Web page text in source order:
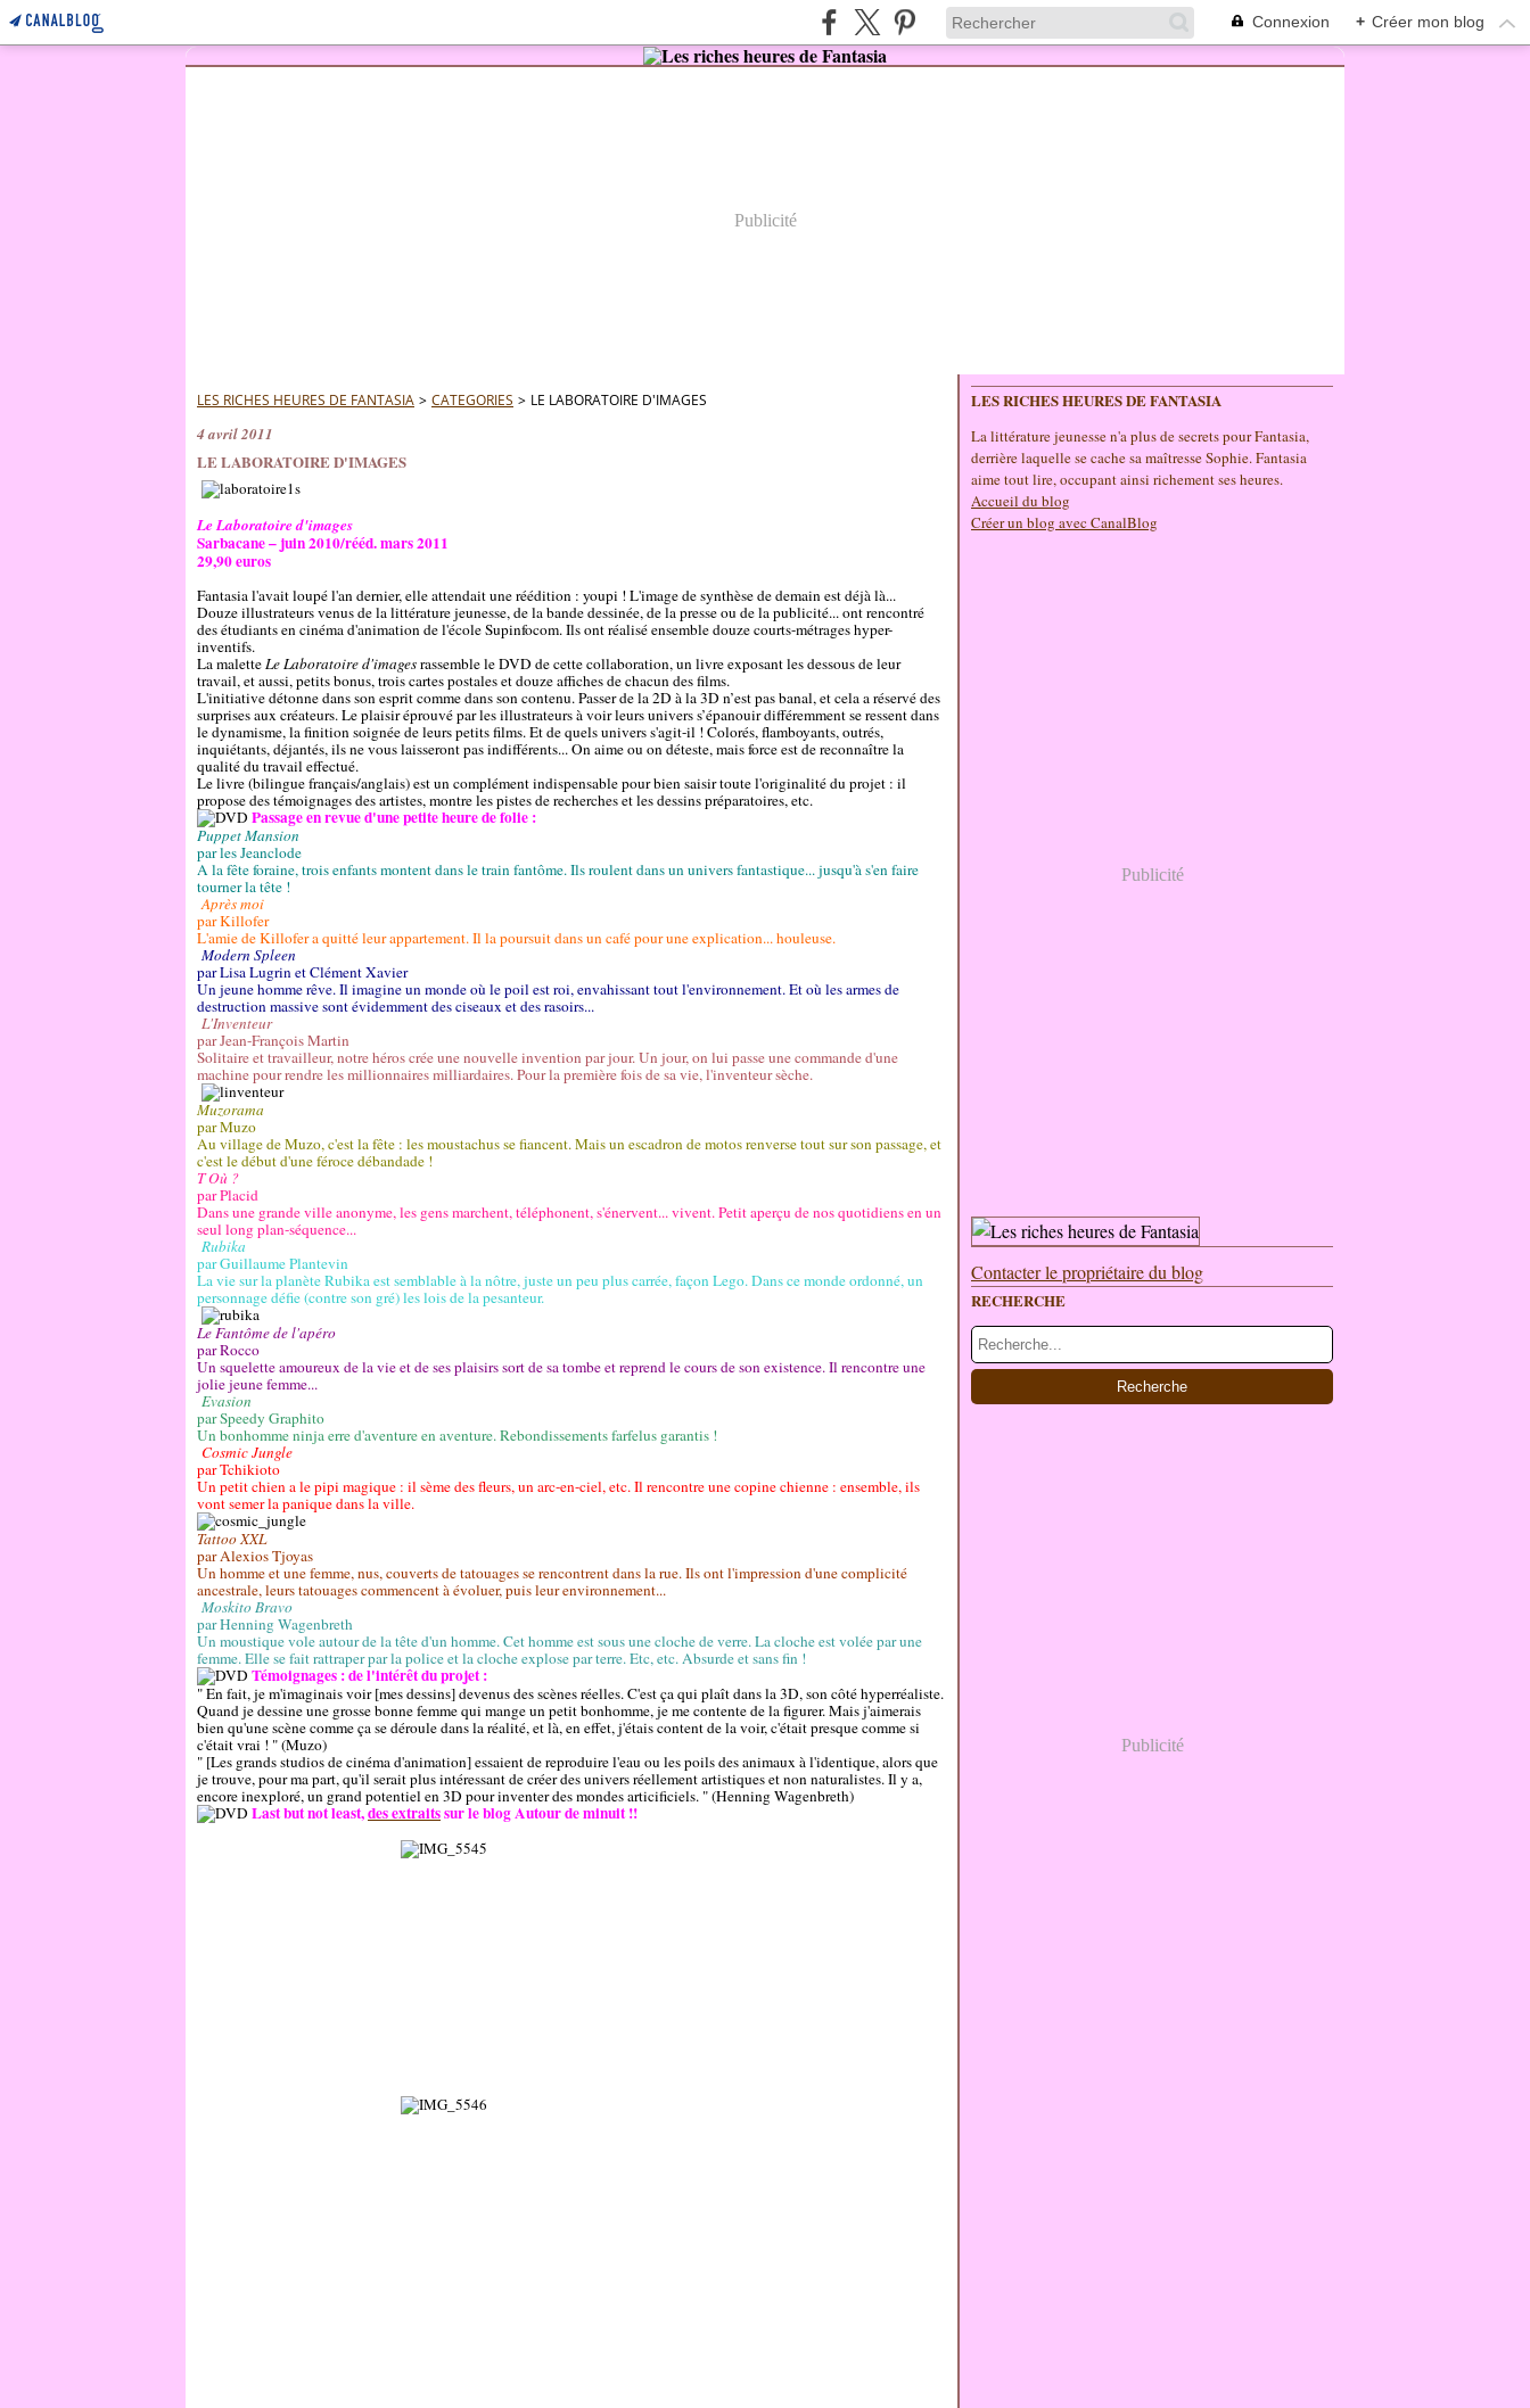
Connexion + Créer mon blog
Publicité
LES RICHES HEURES DE FANTASIA > CATEGORIES > LE LABORATOIRE D'IMAGES
4 avril 2011
LE LABORATOIRE D'IMAGES
Le Laboratoire d'images
Sarbacane – juin 2010/rééd. mars 2011
29,90 euros
Fantasia l'avait loupé l'an dernier, elle attendait une réédition : youpi ! L'image de synthèse de demain est déjà là...
Douze illustrateurs venus de la littérature jeunesse, de la bande dessinée, de la presse ou de la publicité... ont rencontré
des étudiants en cinéma d'animation de l'école Supinfocom. Ils ont réalisé ensemble douze courts-métrages hyper-
inventifs.
La maletteLe Laboratoire d'imagesrassemble le DVD de cette collaboration, un livre exposant les dessous de leur
travail, et aussi, petits bonus, trois cartes postales et douze affiches de chacun des films.
L'initiative détonne dans son esprit comme dans son contenu. Passer de la 2D à la 3D n’est pas banal, et cela a réservé des
surprises aux créateurs. Le plaisir éprouvé par les illustrateurs à voir leurs univers s’épanouir différemment se ressent dans
le dynamisme, la finition soignée de leurs petits films. Et de quels univers s'agit-il ! Colorés, flamboyants, outrés,
inquiétants, déjantés, ils ne vous laisseront pas indifférents... On aime ou on déteste, mais force est de reconnaître la
qualité du travail effectué.
Le livre (bilingue français/anglais) est un complément indispensable pour bien saisir toute l'originalité du projet : il
propose des témoignages des artistes, montre les pistes de recherches et les dessins préparatoires, etc.
Passage en revue d'une petite heure de folie :
Puppet Mansion
par les Jeanclode
A la fête foraine, trois enfants montent dans le train fantôme. Ils roulent dans un univers fantastique... jusqu'à s'en faire
tourner la tête !
Après moi
par Killofer
L'amie de Killofer a quitté leur appartement. Il la poursuit dans un café pour une explication... houleuse.
Modern Spleen
par Lisa Lugrin et Clément Xavier
Un jeune homme rêve. Il imagine un monde où le poil est roi, envahissant tout l'environnement. Et où les armes de
destruction massive sont évidemment des ciseaux et des rasoirs...
L'Inventeur
par Jean-François Martin
Solitaire et travailleur, notre héros crée une nouvelle invention par jour. Un jour, on lui passe une commande d'une
machine pour rendre les millionnaires milliardaires. Pour la première fois de sa vie, l'inventeur sèche.
Muzorama
par Muzo
Au village de Muzo, c'est la fête : les moustachus se fiancent. Mais un escadron de motos renverse tout sur son passage, et
c'est le début d'une féroce débandade !
T Où ?
par Placid
Dans une grande ville anonyme, les gens marchent, téléphonent, s'énervent... vivent. Petit aperçu de nos quotidiens en un
seul long plan-séquence...
Rubika
par Guillaume Plantevin
La vie sur la planète Rubika est semblable à la nôtre, juste un peu plus carrée, façon Lego. Dans ce monde ordonné, un
personnage défie (contre son gré) les lois de la pesanteur.
Le Fantôme de l'apéro
par Rocco
Un squelette amoureux de la vie et de ses plaisirs sort de sa tombe et reprend le cours de son existence. Il rencontre une
jolie jeune femme...
Evasion
par Speedy Graphito
Un bonhomme ninja erre d'aventure en aventure. Rebondissements farfelus garantis !
Cosmic Jungle
par Tchikioto
Un petit chien a le pipi magique : il sème des fleurs, un arc-en-ciel, etc. Il rencontre une copine chienne : ensemble, ils
vont semer la panique dans la ville.
Tattoo XXL
par Alexios Tjoyas
Un homme et une femme, nus, couverts de tatouages se rencontrent dans la rue. Ils ont l'impression d'une complicité
ancestrale, leurs tatouages commencent à évoluer, puis leur environnement...
Moskito Bravo
par Henning Wagenbreth
Un moustique vole autour de la tête d'un homme. Cet homme est sous une cloche de verre. La cloche est volée par une
femme. Elle se fait rattraper par la police et la cloche explose par terre. Etc, etc. Absurde et sans fin !
Témoignages : de l'intérêt du projet :
" En fait, je m'imaginais voir [mes dessins] devenus des scènes réelles. C'est ça qui plaît dans la 3D, son côté hyperréaliste.
Quand je dessine une grosse bonne femme qui mange un petit bonhomme, je me contente de la figurer. Mais j'aimerais
bien qu'une scène comme ça se déroule dans la réalité, et là, en effet, j'étais content de la voir, c'était presque comme si
c'était vrai ! " (Muzo)
" [Les grands studios de cinéma d'animation] essaient de reproduire l'eau ou les poils des animaux à l'identique, alors que
je trouve, pour ma part, qu'il serait plus intéressant de créer des univers réellement artistiques et non naturalistes. Il y a,
encore inexploré, un grand potentiel en 3D pour inventer des mondes articificiels. " (Henning Wagenbreth)
Last but not least,des extraitssur le blog Autour de minuit !!
LES RICHES HEURES DE FANTASIA
La littérature jeunesse n'a plus de secrets pour Fantasia,
derrière laquelle se cache sa maîtresse Sophie. Fantasia
aime tout lire, occupant ainsi richement ses heures.
Accueil du blog
Créer un blog avec CanalBlog
Publicité
Contacter le propriétaire du blog
RECHERCHE
Publicité